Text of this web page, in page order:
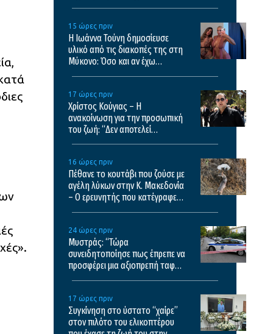
15 ώρες πριν
Η Ιωάννα Τούνη δημοσίευσε
υλικό από τις διακοπές της στη
Μύκονο: Όσο και αν έχω
17 ώρες πριν
Χρίστος Κούγιας – Η
ανακοίνωση για την προσωπική
του ζωή: “Δεν αποτελεί
16 ώρες πριν
Πέθανε το κουτάβι που ζούσε με
αγέλη λύκων στην Κ. Μακεδονία
– Ο ερευνητής που κατέγραφε
24 ώρες πριν
Μυστράς: “Τώρα
συνειδητοποίησε πως έπρεπε να
προσφέρει μια αξιοπρεπή ταφή
17 ώρες πριν
Συγκίνηση στο ύστατο “χαίρε”
στον πιλότο του ελικοπτέρου